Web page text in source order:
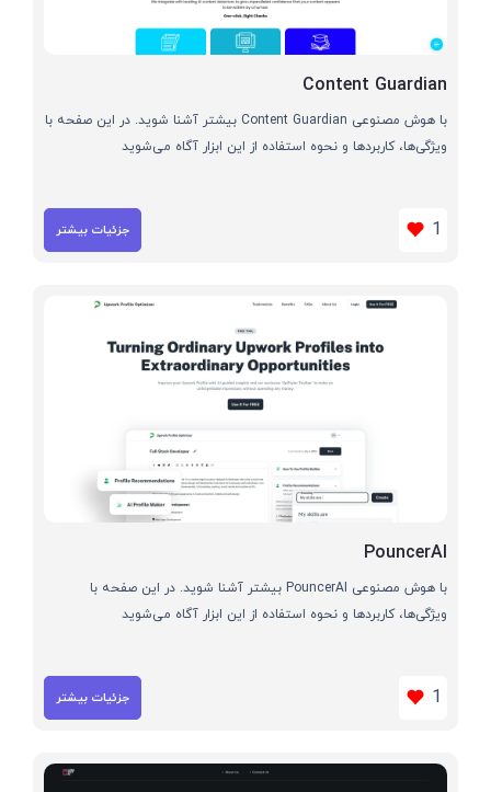
Content Guardian
با هوش مصنوعی Content Guardian بیشتر آشنا شوید. در این صفحه با
ویژگی‌ها، کاربردها و نحوه استفاده از این ابزار آگاه می‌شوید
1 جزئیات بیشتر
PouncerAI
با هوش مصنوعی PouncerAI بیشتر آشنا شوید. در این صفحه با
ویژگی‌ها، کاربردها و نحوه استفاده از این ابزار آگاه می‌شوید
1 جزئیات بیشتر